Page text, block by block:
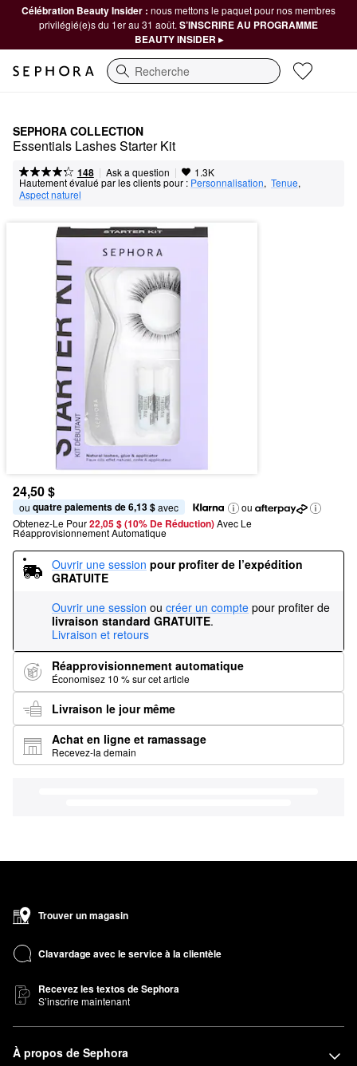
Célébration Beauty Insider : nous mettons le paquet pour nos membres
privilégié(e)s du 1er au 31 août. S’INSCRIRE AU PROGRAMME
BEAUTY INSIDER ▸
Recherche
SEPHORA COLLECTION
Essentials Lashes Starter Kit
148 | Ask a question | 1.3K
Hautement évalué par les clients pour : Personnalisation, Tenue,
Aspect naturel
24,50 $
ou quatre paiements de 6,13 $ avec
ou
Obtenez-Le Pour22,05 $ (10% De Réduction) Avec Le
Réapprovisionnement Automatique
Ouvrir une session pour profiter de l’expédition
GRATUITE
Ouvrir une session ou créer un compte pour profiter de
livraison standard GRATUITE.
Livraison et retours
Réapprovisionnement automatique
Économisez 10 % sur cet article
Livraison le jour même
Achat en ligne et ramassage
Recevez-la demain
Trouver un magasin
Clavardage avec le service à la clientèle
Recevez les textos de Sephora
S’inscrire maintenant
À propos de Sephora